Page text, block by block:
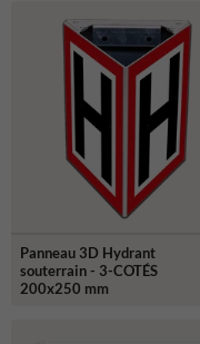
Panneau 3D Hydrant
souterrain - 3-COTÉS
200x250 mm